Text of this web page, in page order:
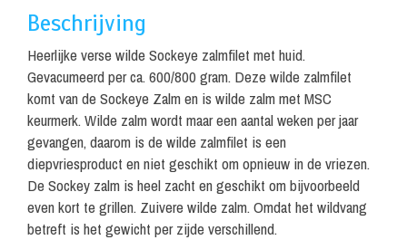
Beschrijving
Heerlijke verse wilde Sockeye zalmfilet met huid.
Gevacumeerd per ca. 600/800 gram. Deze wilde zalmfilet
komt van de Sockeye Zalm en is wilde zalm met MSC
keurmerk. Wilde zalm wordt maar een aantal weken per jaar
gevangen, daarom is de wilde zalmfilet is een
diepvriesproduct en niet geschikt om opnieuw in de vriezen.
De Sockey zalm is heel zacht en geschikt om bijvoorbeeld
even kort te grillen. Zuivere wilde zalm. Omdat het wildvang
betreft is het gewicht per zijde verschillend.